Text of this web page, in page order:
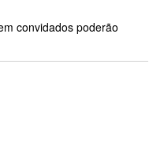
convidados poderão